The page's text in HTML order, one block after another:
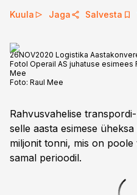
Kuula Jaga Salvesta
26NOV2020 Logistika
Fotol Operail AS juhatuse esimees
Mee
Foto: Raul Mee
Rahvusvahelise
selle aasta esimese
miljonit tonni, mis on poole
samal perioodil.